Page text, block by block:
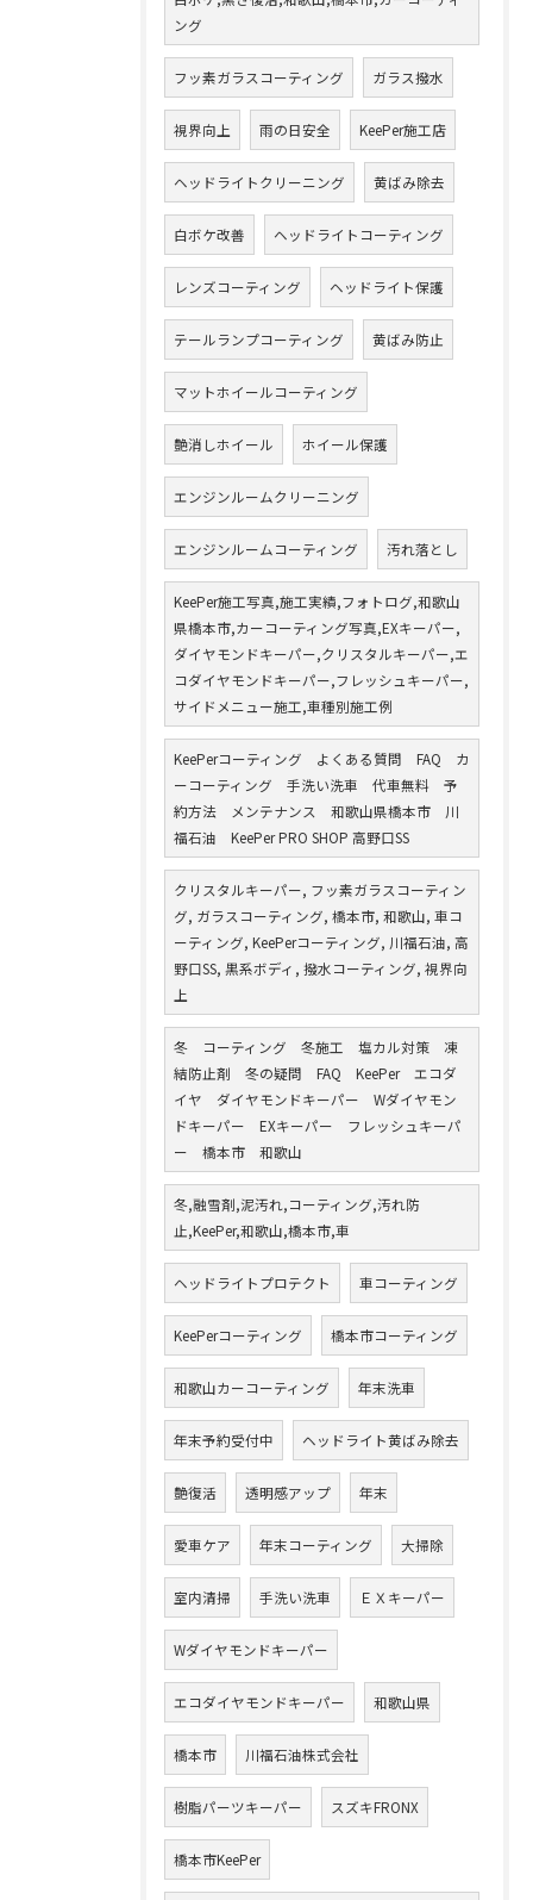
ング
フッ素ガラスコーティング ガラス撥水
視界向上 雨の日安全 KeePer施工店
ヘッドライトクリーニング 黄ばみ除去
白ボケ改善 ヘッドライトコーティング
レンズコーティング ヘッドライト保護
テールランプコーティング 黄ばみ防止
マットホイールコーティング
艶消しホイール ホイール保護
エンジンルームクリーニング
エンジンルームコーティング 汚れ落とし
KeePer施工写真,施工実績,フォトログ,和歌山
県橋本市,カーコーティング写真,EXキーパー,
ダイヤモンドキーパー,クリスタルキーパー,エ
コダイヤモンドキーパー,フレッシュキーパー,
サイドメニュー施工,車種別施工例
KeePerコーティング よくある質問 FAQ カ
ーコーティング 手洗い洗車 代車無料 予
約方法 メンテナンス 和歌山県橋本市 川
福石油 KeePer PRO SHOP 高野口SS
クリスタルキーパー, フッ素ガラスコーティン
グ, ガラスコーティング, 橋本市, 和歌山, 車コ
ーティング, KeePerコーティング, 川福石油, 高
野口SS, 黒系ボディ, 撥水コーティング, 視界向
上
冬 コーティング 冬施工 塩カル対策 凍
結防止剤 冬の疑問 FAQ KeePer エコダ
イヤ ダイヤモンドキーパー Wダイヤモン
ドキーパー EXキーパー フレッシュキーパ
ー 橋本市 和歌山
冬,融雪剤,泥汚れ,コーティング,汚れ防
止,KeePer,和歌山,橋本市,車
ヘッドライトプロテクト 車コーティング
KeePerコーティング 橋本市コーティング
和歌山カーコーティング 年末洗車
年末予約受付中 ヘッドライト黄ばみ除去
艶復活 透明感アップ 年末
愛車ケア 年末コーティング 大掃除
室内清掃 手洗い洗車 ＥＸキーパー
Wダイヤモンドキーパー
エコダイヤモンドキーパー 和歌山県
橋本市 川福石油株式会社
樹脂パーツキーパー スズキFRONX
橋本市KeePer